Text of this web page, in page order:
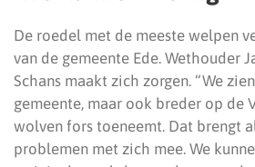
De roedel met de meeste welpen
van de gemeente Ede. Wethouder
Schans maakt zich zorgen. “We
gemeente, maar ook breder op de
wolven fors toeneemt. Dat brengt
problemen met zich mee. We